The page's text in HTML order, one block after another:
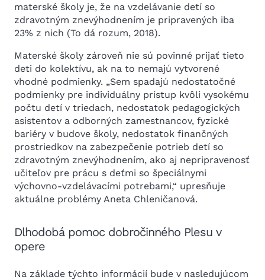
materské školy je, že na vzdelávanie detí so
zdravotným znevýhodnením je pripravených iba
23% z nich (To dá rozum, 2018).
Materské školy zároveň nie sú povinné prijať tieto
deti do kolektívu, ak na to nemajú vytvorené
vhodné podmienky. „Sem spadajú nedostatočné
podmienky pre individuálny prístup kvôli vysokému
počtu detí v triedach, nedostatok pedagogických
asistentov a odborných zamestnancov, fyzické
bariéry v budove školy, nedostatok finančných
prostriedkov na zabezpečenie potrieb detí so
zdravotným znevýhodnením, ako aj nepripravenosť
učiteľov pre prácu s deťmi so špeciálnymi
výchovno-vzdelávacími potrebami,“ upresňuje
aktuálne problémy Aneta Chleničanová.
Dlhodobá pomoc dobročinného Plesu v
opere
Na základe týchto informácií bude v nasledujúcom